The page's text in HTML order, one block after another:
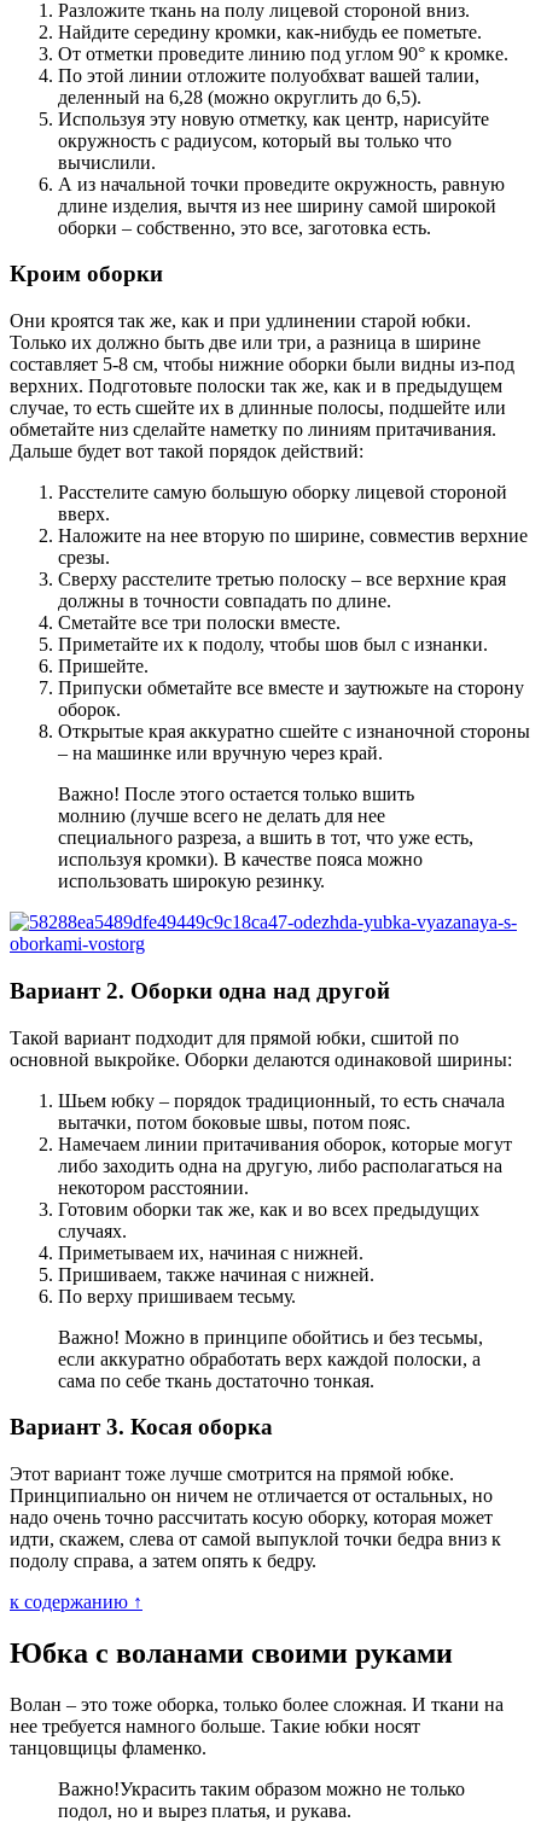
Разложите ткань на полу лицевой стороной вниз.
Найдите середину кромки, как-нибудь ее пометьте.
От отметки проведите линию под углом 90° к кромке.
По этой линии отложите полуобхват вашей талии,
деленный на 6,28 (можно округлить до 6,5).
Используя эту новую отметку, как центр, нарисуйте
окружность с радиусом, который вы только что
вычислили.
А из начальной точки проведите окружность, равную
длине изделия, вычтя из нее ширину самой широкой
оборки – собственно, это все, заготовка есть.
Кроим оборки
Они кроятся так же, как и при удлинении старой юбки.
Только их должно быть две или три, а разница в ширине
составляет 5-8 см, чтобы нижние оборки были видны из-под
верхних. Подготовьте полоски так же, как и в предыдущем
случае, то есть сшейте их в длинные полосы, подшейте или
обметайте низ сделайте наметку по линиям притачивания.
Дальше будет вот такой порядок действий:
Расстелите самую большую оборку лицевой стороной
вверх.
Наложите на нее вторую по ширине, совместив верхние
срезы.
Сверху расстелите третью полоску – все верхние края
должны в точности совпадать по длине.
Сметайте все три полоски вместе.
Приметайте их к подолу, чтобы шов был с изнанки.
Пришейте.
Припуски обметайте все вместе и заутюжьте на сторону
оборок.
Открытые края аккуратно сшейте с изнаночной стороны
– на машинке или вручную через край.
Важно! После этого остается только вшить
молнию (лучше всего не делать для нее
специального разреза, а вшить в тот, что уже есть,
используя кромки). В качестве пояса можно
использовать широкую резинку.
Вариант 2. Оборки одна над другой
Такой вариант подходит для прямой юбки, сшитой по
основной выкройке. Оборки делаются одинаковой ширины:
Шьем юбку – порядок традиционный, то есть сначала
вытачки, потом боковые швы, потом пояс.
Намечаем линии притачивания оборок, которые могут
либо заходить одна на другую, либо располагаться на
некотором расстоянии.
Готовим оборки так же, как и во всех предыдущих
случаях.
Приметываем их, начиная с нижней.
Пришиваем, также начиная с нижней.
По верху пришиваем тесьму.
Важно! Можно в принципе обойтись и без тесьмы,
если аккуратно обработать верх каждой полоски, а
сама по себе ткань достаточно тонкая.
Вариант 3. Косая оборка
Этот вариант тоже лучше смотрится на прямой юбке.
Принципиально он ничем не отличается от остальных, но
надо очень точно рассчитать косую оборку, которая может
идти, скажем, слева от самой выпуклой точки бедра вниз к
подолу справа, а затем опять к бедру.
к содержанию ↑
Юбка с воланами своими руками
Волан – это тоже оборка, только более сложная. И ткани на
нее требуется намного больше. Такие юбки носят
танцовщицы фламенко.
Важно!Украсить таким образом можно не только
подол, но и вырез платья, и рукава.